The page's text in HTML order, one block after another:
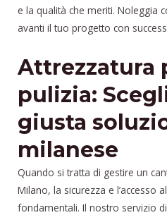
e la qualità che meriti. Noleggia
avanti il tuo progetto con
Attrezzatura
pulizia:
giusta
milanese
Quando si tratta di gestire un
Milano, la sicurezza e l’accesso
fondamentali. Il nostro servizio